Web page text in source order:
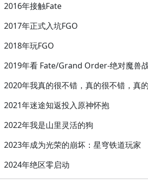
2016年接触Fate
2017年正式入坑FGO
2018年玩FGO
2019年看 Fate/Grand Order-绝对魔兽
2020年我真的很不错，真的很不错，真
2021年迷途知返投入原神怀抱
2022年我是山里灵活的狗
2023年成为光荣的崩坏：星穹铁道玩家
2024年绝区零启动